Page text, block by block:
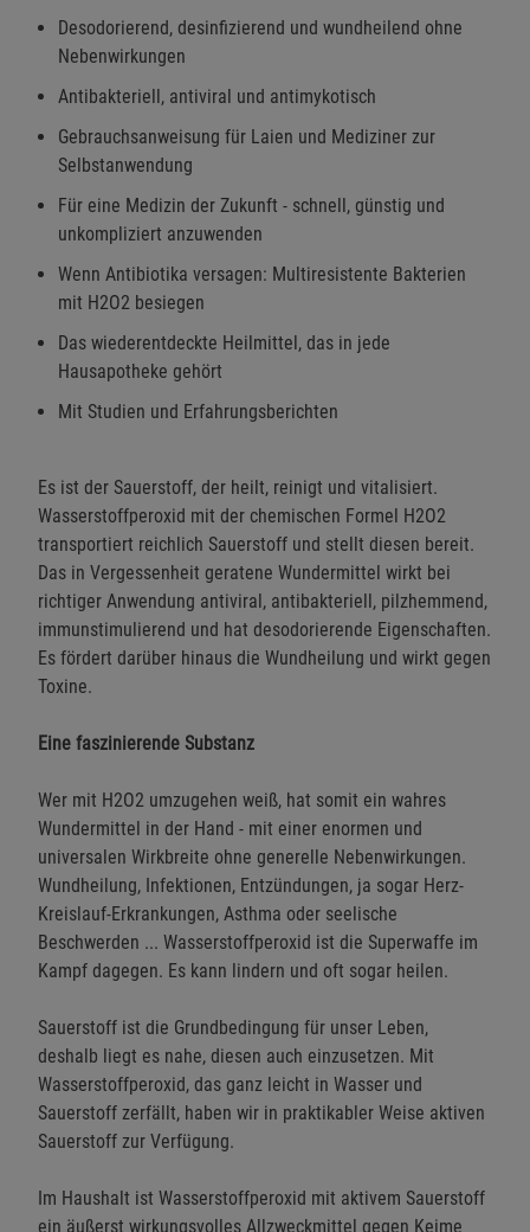
Desodorierend, desinfizierend und wundheilend ohne
Nebenwirkungen
Antibakteriell, antiviral und antimykotisch
Gebrauchsanweisung für Laien und Mediziner zur
Selbstanwendung
Für eine Medizin der Zukunft - schnell, günstig und
unkompliziert anzuwenden
Wenn Antibiotika versagen: Multiresistente Bakterien
mit H2O2 besiegen
Das wiederentdeckte Heilmittel, das in jede
Hausapotheke gehört
Mit Studien und Erfahrungsberichten
Es ist der Sauerstoff, der heilt, reinigt und vitalisiert.
Wasserstoffperoxid mit der chemischen Formel H2O2
transportiert reichlich Sauerstoff und stellt diesen bereit.
Das in Vergessenheit geratene Wundermittel wirkt bei
richtiger Anwendung antiviral, antibakteriell, pilzhemmend,
immunstimulierend und hat desodorierende Eigenschaften.
Es fördert darüber hinaus die Wundheilung und wirkt gegen
Toxine.
Eine faszinierende Substanz
Wer mit H2O2 umzugehen weiß, hat somit ein wahres
Wundermittel in der Hand - mit einer enormen und
universalen Wirkbreite ohne generelle Nebenwirkungen.
Wundheilung, Infektionen, Entzündungen, ja sogar Herz-
Kreislauf-Erkrankungen, Asthma oder seelische
Beschwerden ... Wasserstoffperoxid ist die Superwaffe im
Kampf dagegen. Es kann lindern und oft sogar heilen.
Sauerstoff ist die Grundbedingung für unser Leben,
deshalb liegt es nahe, diesen auch einzusetzen. Mit
Wasserstoffperoxid, das ganz leicht in Wasser und
Sauerstoff zerfällt, haben wir in praktikabler Weise aktiven
Sauerstoff zur Verfügung.
Im Haushalt ist Wasserstoffperoxid mit aktivem Sauerstoff
ein äußerst wirkungsvolles Allzweckmittel gegen Keime